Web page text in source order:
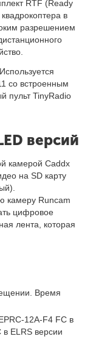
RTF (Ready
в
разрешением
со встроенным
пульт TinyRadio
версий
камерой Caddx
на SD карту
камеру Runcam
цифровое
лента, которая
Время
12A-F4 FC в
в ELRS версии